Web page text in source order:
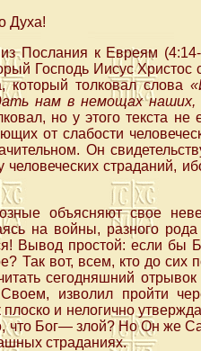
Духа!
Послания к Евреям
Господь Иисус
который толковал слова
нам в немощах наших,
но у этого текста
от слабости
Он
человеческих страданий,
объясняют свое
на войны, разного
Вывод простой: если бы
Так вот, всем, кто до
сегодняшний
изволил пройти
плоско и нелогично
что Бог— злой? Но Он же
страданиях.